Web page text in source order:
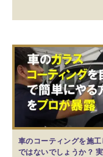
車のコーティングを施
ではないでしょうか？